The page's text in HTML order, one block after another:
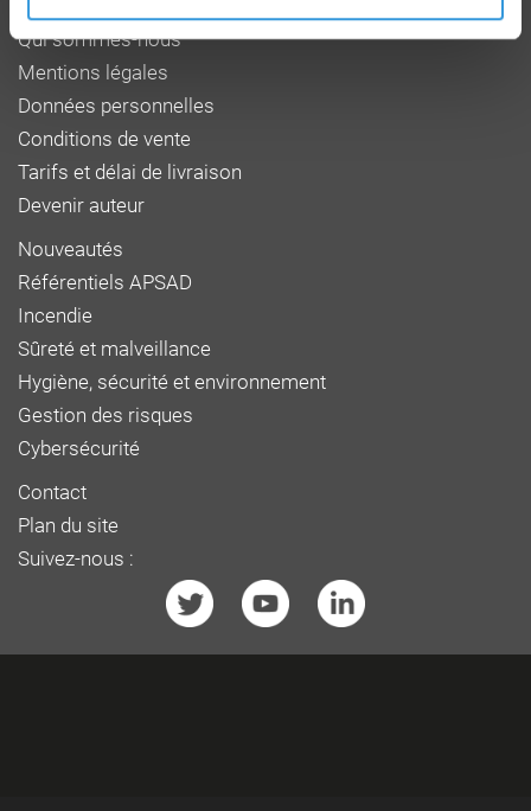
Qui sommes-nous
Mentions légales
Données personnelles
Conditions de vente
Tarifs et délai de livraison
Devenir auteur
Nouveautés
Référentiels APSAD
Incendie
Sûreté et malveillance
Hygiène, sécurité et environnement
Gestion des risques
Cybersécurité
Contact
Plan du site
Suivez-nous :